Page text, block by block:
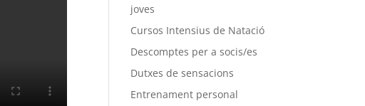
joves
Cursos Intensius de Natació
Descomptes per a socis/es
Dutxes de sensacions
Entrenament personal